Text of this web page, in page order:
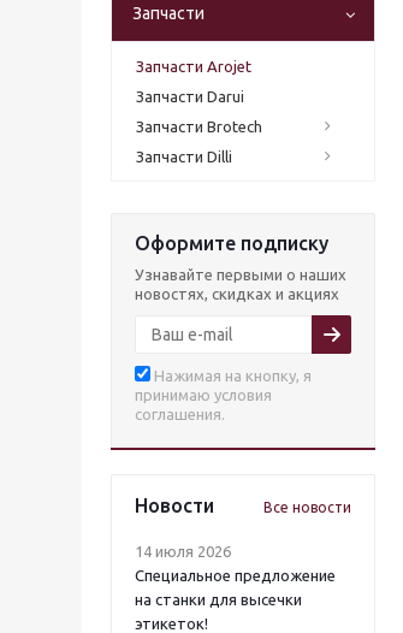
Запчасти
Запчасти Arojet
Запчасти Darui
Запчасти Brotech
Запчасти Dilli
Оформите подписку
Узнавайте первыми о наших
новостях, скидках и акциях
Нажимая на кнопку, я
принимаю условия
соглашения.
Новости Все новости
14 июля 2026
Специальное предложение
на станки для высечки
этикеток!